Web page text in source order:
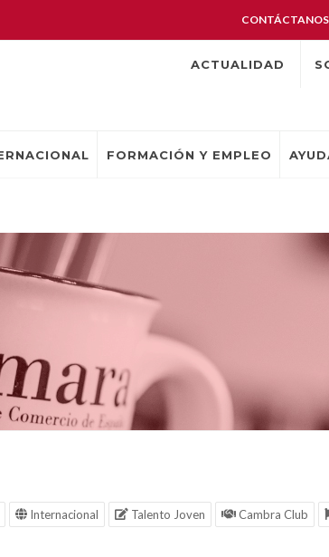
CONTÁCTANOS
ACTUALIDAD
FORMACIÓN Y EMPLEO
Internacional Talento Joven Cambra Club